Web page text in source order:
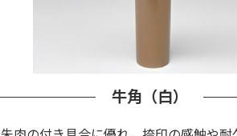
牛角（白）